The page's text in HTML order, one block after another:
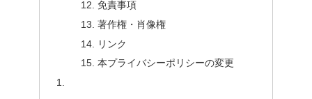
免責事項
著作権・肖像権
リンク
本プライバシーポリシーの変更